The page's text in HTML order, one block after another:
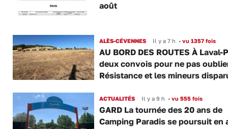
août
ALÈS-CÉVENNES Il y a 7 h •vu 1357 fois
AU BORD DES ROUTES À Laval-
deux convois pour ne pas
Résistance et les mineurs
ACTUALITÉS Il y a 9 h •vu 555 fois
GARD La tournée des 20 ans de
Camping Paradis se poursuit en